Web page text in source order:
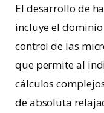
El desarrollo de
incluye el
control de las
que permite al
cálculos
de absoluta